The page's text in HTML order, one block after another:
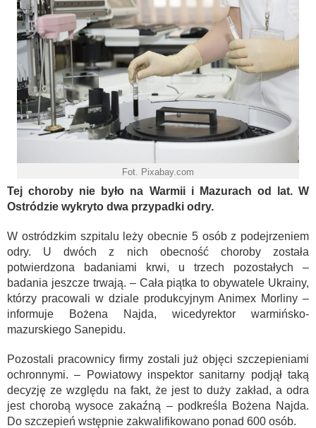
Fot. Pixabay.com
Tej choroby nie było na Warmii i Mazurach od lat. W
Ostródzie wykryto dwa przypadki odry.
W ostródzkim szpitalu leży obecnie 5 osób z podejrzeniem
odry. U dwóch z nich obecność choroby została
potwierdzona badaniami krwi, u trzech pozostałych –
badania jeszcze trwają. – Cała piątka to obywatele Ukrainy,
którzy pracowali w dziale produkcyjnym Animex Morliny –
informuje Bożena Najda, wicedyrektor warmińsko-
mazurskiego Sanepidu.
Pozostali pracownicy firmy zostali już objęci szczepieniami
ochronnymi. – Powiatowy inspektor sanitarny podjął taką
decyzję ze względu na fakt, że jest to duży zakład, a odra
jest chorobą wysoce zakaźną – podkreśla Bożena Najda.
Do szczepień wstępnie zakwalifikowano ponad 600 osób.